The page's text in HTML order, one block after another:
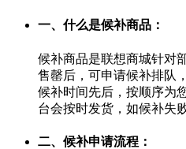
一、什么是候补商品：
候补商品是联想商城针对
售罄后，可申请候补排队
候补时间先后，按顺序为
台会按时发货，如候补失
二、候补申请流程：